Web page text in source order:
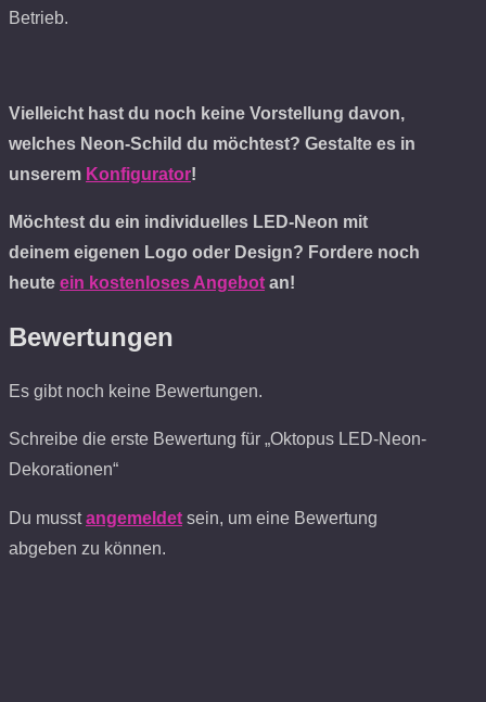
Betrieb.
Vielleicht hast du noch keine Vorstellung davon,
welches Neon-Schild du möchtest? Gestalte es in
unserem Konfigurator!
Möchtest du ein individuelles LED-Neon mit
deinem eigenen Logo oder Design? Fordere noch
heute ein kostenloses Angebot an!
Bewertungen
Es gibt noch keine Bewertungen.
Schreibe die erste Bewertung für „Oktopus LED-Neon-
Dekorationen“
Du musstangemeldet sein, um eine Bewertung
abgeben zu können.